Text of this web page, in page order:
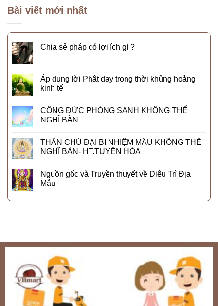
Bài viết mới nhất
Chia sẻ pháp có lợi ích gì ?
Áp dụng lời Phật dạy trong thời khủng hoảng
kinh tế
CÔNG ĐỨC PHÓNG SANH KHÔNG THỂ
NGHĨ BÀN
THẦN CHÚ ĐẠI BI NHIỆM MẦU KHÔNG THỂ
NGHĨ BÀN- HT.TUYÊN HÓA
Nguồn gốc và Truyền thuyết về Diêu Trì Địa
Mẫu